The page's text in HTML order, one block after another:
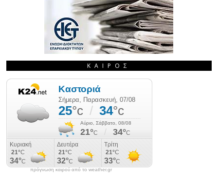
ΚΑΙΡΌΣ
πρόγνωση καιρού από το weather.gr